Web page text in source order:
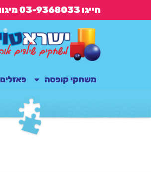
חייגו 03-9368033 מיגוון פריטים במבצע ובנוסף משלוח חינם בקנייה מעל 149 ש"ח
משחקי קופסה פאזלים